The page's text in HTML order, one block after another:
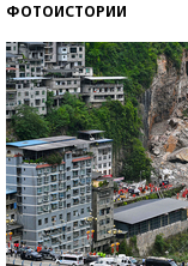
ФОТОИСТОРИИ